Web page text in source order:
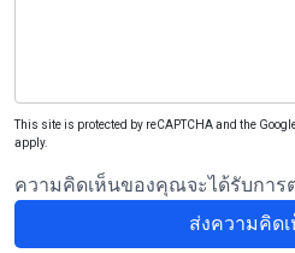
This site is protected by reCAPTCHA and the
apply.
ความคิดเห็นของคุณจะได้รับการ
ส่งความคิด